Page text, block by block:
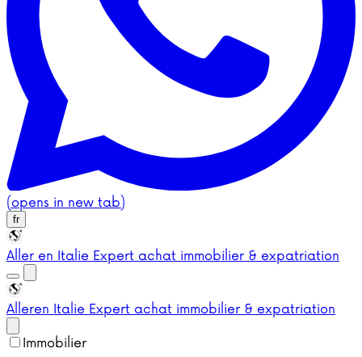
(opens in new tab)
fr
Aller en Italie Expert achat immobilier & expatriation
Alleren Italie Expert achat immobilier & expatriation
Immobilier